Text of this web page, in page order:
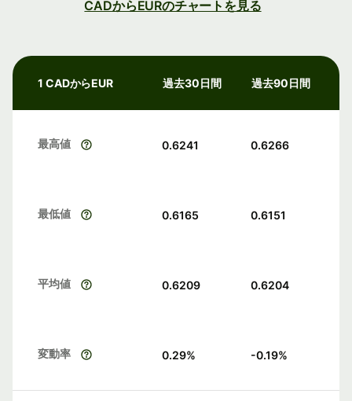
CADからEURのチャートを見る
1 CADからEUR 過去30日間 過去90日間
最高値 0.6241 0.6266
最低値 0.6165 0.6151
平均値 0.6209 0.6204
変動率 0.29% -0.19%